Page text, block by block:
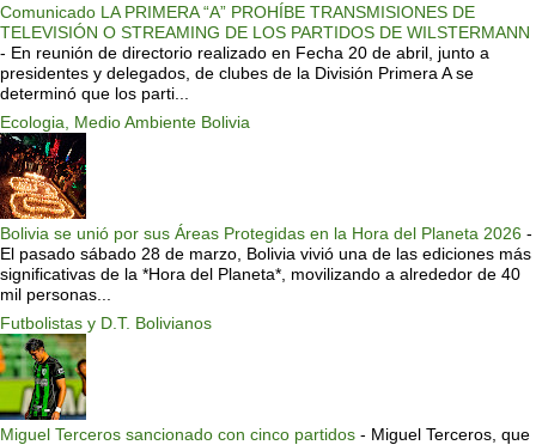
Comunicado LA PRIMERA “A” PROHÍBE TRANSMISIONES DE
TELEVISIÓN O STREAMING DE LOS PARTIDOS DE WILSTERMANN
- En reunión de directorio realizado en Fecha 20 de abril, junto a
presidentes y delegados, de clubes de la División Primera A se
determinó que los parti...
Ecologia, Medio Ambiente Bolivia
Bolivia se unió por sus Áreas Protegidas en la Hora del Planeta 2026 -
El pasado sábado 28 de marzo, Bolivia vivió una de las ediciones más
significativas de la *Hora del Planeta*, movilizando a alrededor de 40
mil personas...
Futbolistas y D.T. Bolivianos
Miguel Terceros sancionado con cinco partidos - Miguel Terceros, que